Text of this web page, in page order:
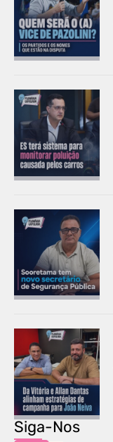
Siga-Nos